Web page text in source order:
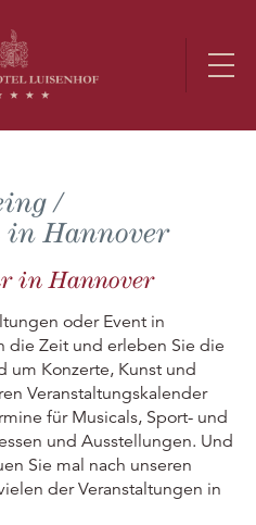
/
in Hannover
in Hannover
oder Event in
die Zeit und erleben Sie die
um Konzerte, Kunst und
Veranstaltungskalender
für Musicals, Sport- und
und Ausstellungen. Und
Sie mal nach unseren
der Veranstaltungen in